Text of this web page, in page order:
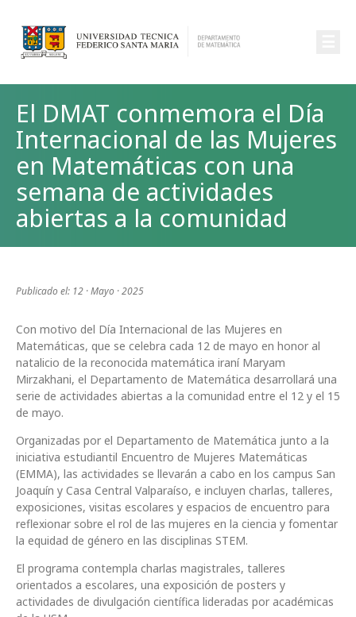
El DMAT conmemora el Día
Internacional de las Mujeres
en Matemáticas con una
semana de actividades
abiertas a la comunidad
Publicado el: 12 · Mayo · 2025
Con motivo del Día Internacional de las Mujeres en
Matemáticas, que se celebra cada 12 de mayo en honor al
natalicio de la reconocida matemática iraní Maryam
Mirzakhani, el Departamento de Matemática desarrollará una
serie de actividades abiertas a la comunidad entre el 12 y el 15
de mayo.
Organizadas por el Departamento de Matemática junto a la
iniciativa estudiantil Encuentro de Mujeres Matemáticas
(EMMA), las actividades se llevarán a cabo en los campus San
Joaquín y Casa Central Valparaíso, e incluyen charlas, talleres,
exposiciones, visitas escolares y espacios de encuentro para
reflexionar sobre el rol de las mujeres en la ciencia y fomentar
la equidad de género en las disciplinas STEM.
El programa contempla charlas magistrales, talleres
orientados a escolares, una exposición de posters y
actividades de divulgación científica lideradas por académicas